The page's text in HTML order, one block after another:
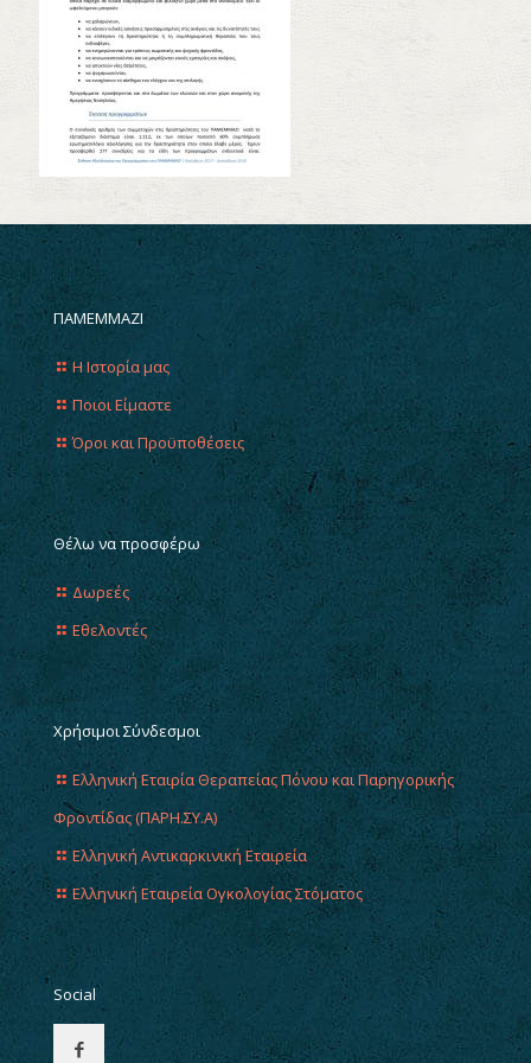
ΠΑΜΕΜΜΑΖΙ
Η Ιστορία μας
Ποιοι Είμαστε
Όροι και Προϋποθέσεις
Θέλω να προσφέρω
Δωρεές
Εθελοντές
Χρήσιμοι Σύνδεσμοι
Ελληνική Εταιρία Θεραπείας Πόνου και Παρηγορικής
Φροντίδας (ΠΑΡΗ.ΣΥ.Α)
Ελληνική Αντικαρκινική Εταιρεία
Ελληνική Εταιρεία Ογκολογίας Στόματος
Social